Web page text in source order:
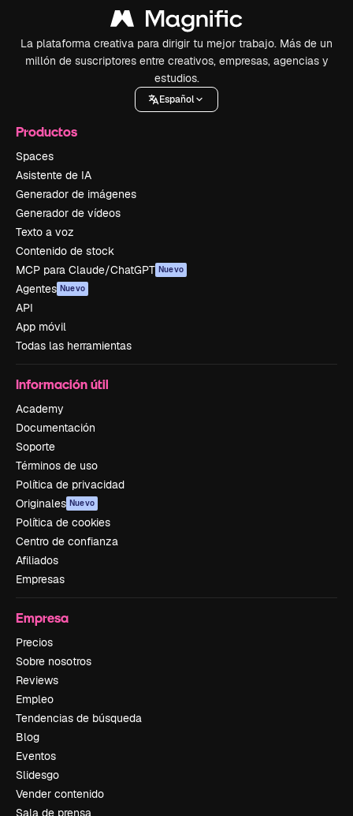
La plataforma creativa para dirigir tu mejor trabajo. Más de un
millón de suscriptores entre creativos, empresas, agencias y
estudios.
Español
Productos
Spaces
Asistente de IA
Generador de imágenes
Generador de vídeos
Texto a voz
Contenido de stock
MCP para Claude/ChatGPT Nuevo
Agentes Nuevo
API
App móvil
Todas las herramientas
Información útil
Academy
Documentación
Soporte
Términos de uso
Política de privacidad
Originales Nuevo
Política de cookies
Centro de confianza
Afiliados
Empresas
Empresa
Precios
Sobre nosotros
Reviews
Empleo
Tendencias de búsqueda
Blog
Eventos
Slidesgo
Vender contenido
Sala de prensa